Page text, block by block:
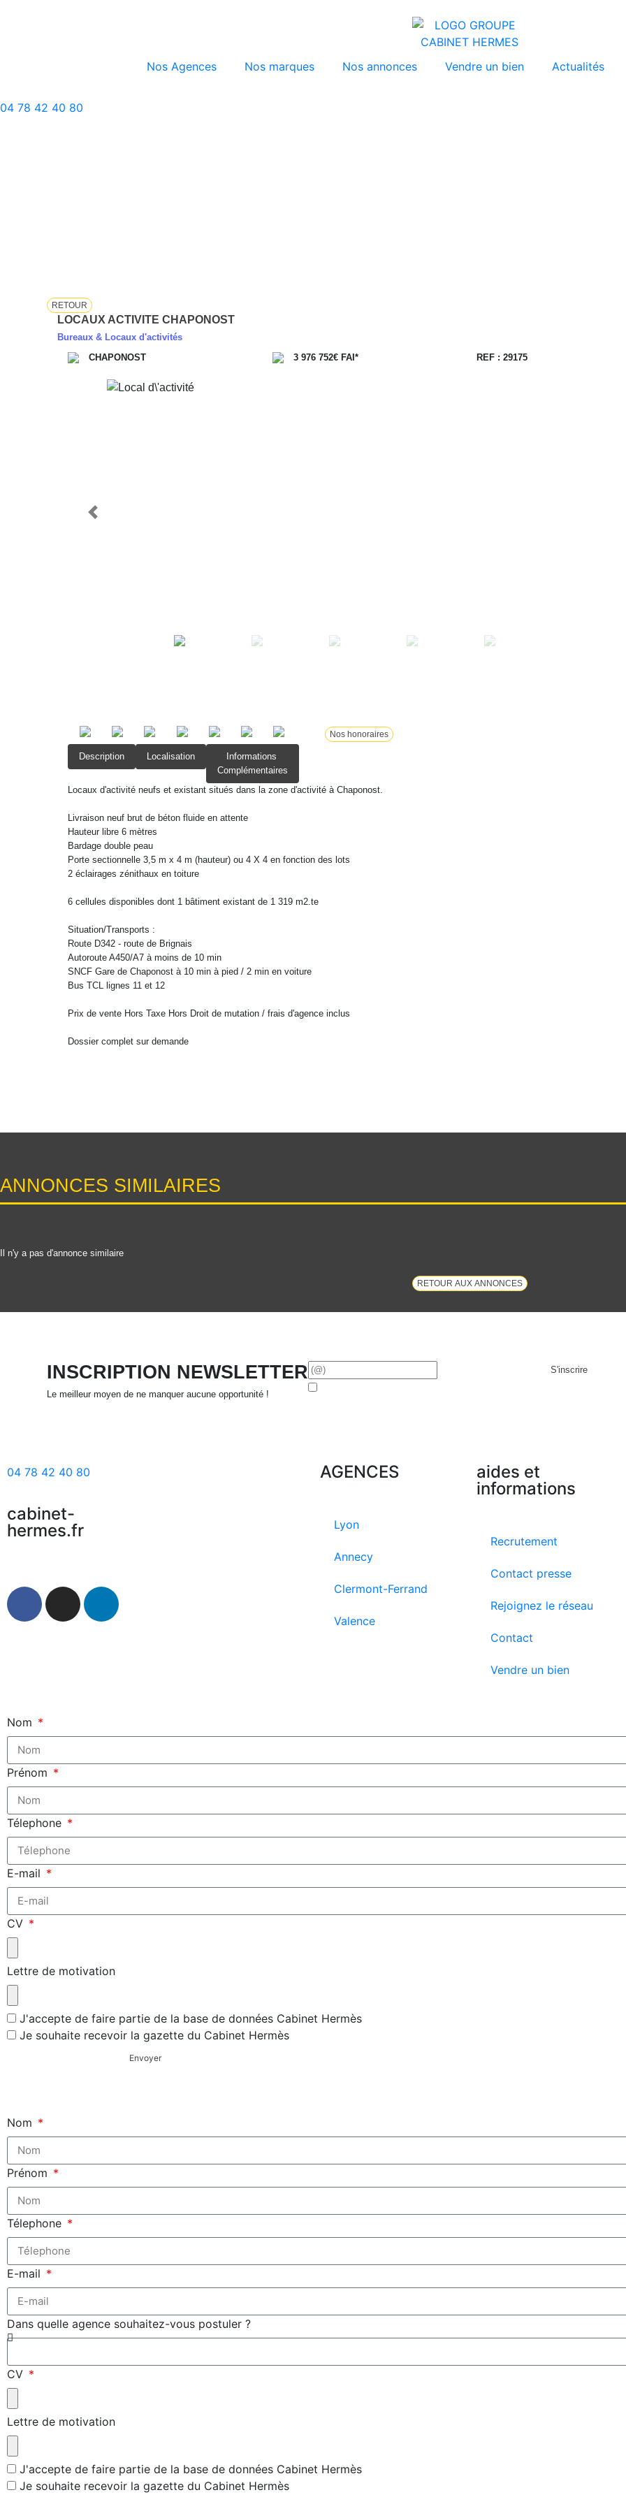
Nos Agences Nos marques Nos annonces Vendre un bien Actualités
04 78 42 40 80
RETOUR
LOCAUX ACTIVITE CHAPONOST
Bureaux & Locaux d'activités
CHAPONOST
3 976 752€ FAI* REF : 29175
Nos honoraires
Description Localisation
Informations
Complémentaires
Locaux d'activité neufs et existant situés dans la zone d'activité à Chaponost.
Livraison neuf brut de béton fluide en attente
Hauteur libre 6 mètres
Bardage double peau
Porte sectionnelle 3,5 m x 4 m (hauteur) ou 4 X 4 en fonction des lots
2 éclairages zénithaux en toiture
6 cellules disponibles dont 1 bâtiment existant de 1 319 m2.te
Situation/Transports :
Route D342 - route de Brignais
Autoroute A450/A7 à moins de 10 min
SNCF Gare de Chaponost à 10 min à pied / 2 min en voiture
Bus TCL lignes 11 et 12
Prix de vente Hors Taxe Hors Droit de mutation / frais d'agence inclus
Dossier complet sur demande
ANNONCES SIMILAIRES
Il n'y a pas d'annonce similaire
RETOUR AUX ANNONCES
INSCRIPTION NEWSLETTER
Le meilleur moyen de ne manquer aucune opportunité !
S'inscrire
04 78 42 40 80
cabinet-
hermes.fr
AGENCES
Lyon
Annecy
Clermont-Ferrand
Valence
aides et
informations
Recrutement
Contact presse
Rejoignez le réseau
Contact
Vendre un bien
Nom
Prénom
Télephone
E-mail
CV
Lettre de motivation
J'accepte de faire partie de la base de données Cabinet Hermès
Je souhaite recevoir la gazette du Cabinet Hermès
Envoyer
Nom
Prénom
Télephone
E-mail
Dans quelle agence souhaitez-vous postuler ?
CV
Lettre de motivation
J'accepte de faire partie de la base de données Cabinet Hermès
Je souhaite recevoir la gazette du Cabinet Hermès